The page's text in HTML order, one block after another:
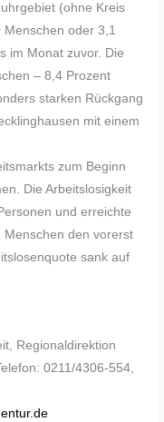
(ohne Kreis
oder 3,1
im Monat zuvor. Die
– 8,4 Prozent
starken Rückgang
mit einem
zum Beginn
Die Arbeitslosigkeit
und erreichte
den vorerst
sank auf
Regionaldirektion
0211/4306-554,